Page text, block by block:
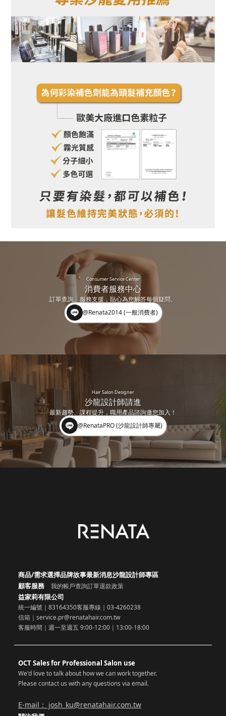
Consumer Service Center
消費者服務中心
訂單查詢、服務支援，貼心為您解答每個疑問。
@Renata2014 (一般消費者)
Hair Salon Designer
沙龍設計師請進
最新趨勢、課程提升，職用產品諮詢邀您加入！
@RenataPRO (沙龍設計師專屬)
商品/需求選擇品牌故事最新消息沙龍設計師專區
顧客服務
我的帳戶查詢訂單退款政策
益家莉有限公司
統一編號｜83164350客服專線｜03-4260238
信箱｜service.pr@renatahair.com.tw
客服時間｜週一至週五 9:00-12:00｜13:00-18:00
OCT Sales for Professional Salon use
We'd love to talk about how we can work together.
Please contact us with any questions via email.
E-mail： josh_ku@renatahair.com.tw